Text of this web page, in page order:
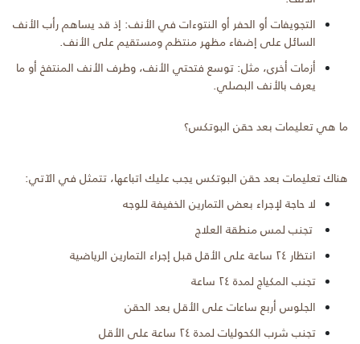
التجويفات أو الحفر أو النتوءات في الأنف: إذ قد يساهم رأب الأنف
السائل على إضفاء مظهر منتظم ومستقيم على الأنف.
أزمات أخرى، مثل: توسع فتحتي الأنف، وطرف الأنف المنتفخ أو ما
يعرف بالأنف البصلي.
ما هي تعليمات بعد حقن البوتکس؟
هناك تعليمات بعد حقن البوتکس يجب عليك اتباعها، تتمثل في الآتي:
لا حاجة لإجراء بعض التمارين الخفيفة للوجه
تجنب لمس منطقة العلاج
انتظار ٢٤ ساعة على الأقل قبل إجراء التمارين الرياضية
تجنب المكياج لمدة ٢٤ ساعة
الجلوس أربع ساعات على الأقل بعد الحقن
تجنب شرب الكحوليات لمدة ٢٤ ساعة على الأقل